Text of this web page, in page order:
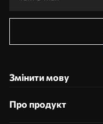
Змінити мову
Про продукт